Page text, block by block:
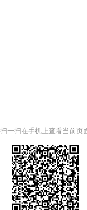
扫一扫在手机上查看当前页